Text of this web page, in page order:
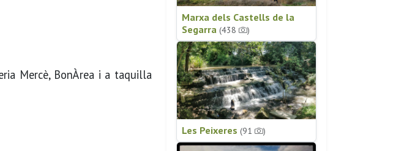
Mercè, BonÀrea i a taquilla
Marxa dels Castells de la
Segarra (438 )
Les Peixeres (91 )